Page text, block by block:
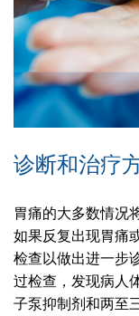
诊断和治疗
胃痛的大多数情况
如果反复出现胃痛
检查以做出进一步
过检查，发现病人
子泵抑制剂和两至